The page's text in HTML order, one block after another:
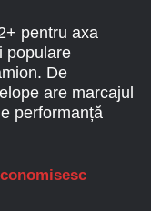
pentru axa
populare
De
are marcajul
performanță